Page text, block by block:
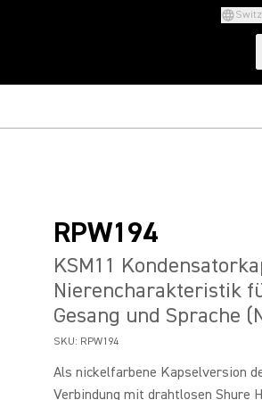
RPW194
KSM11
Nierencharakteristik
Gesang und Sprache
SKU: RPW194
Als nickelfarbene Kapselversion
Verbindung mit drahtlosen Shure